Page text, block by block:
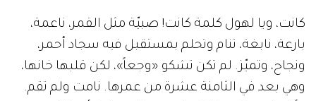
كانت، ويا لهول كلمة كانت! صبيّة مثل القمر، ناعمة،
بارعة، نابغة، تنام وتحلم بمستقبل فيه سجاد أحمر،
ونجاح، وتميّز. لم تكن تشكو «وجعاً»، لكن قلبها خانها،
وهي بعد في الثامنة عشرة من عمرها. نامت ولم تقم.